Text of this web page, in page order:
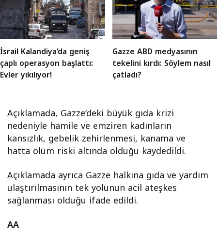
İsrail Kalandiya’da geniş
çaplı operasyon başlattı:
Evler yıkılıyor!
Gazze ABD medyasının
tekelini kırdı: Söylem nasıl
çatladı?
Açıklamada, Gazze’deki büyük gıda krizi
nedeniyle hamile ve emziren kadınların
kansızlık, gebelik zehirlenmesi, kanama ve
hatta ölüm riski altında olduğu kaydedildi.
Açıklamada ayrıca Gazze halkına gıda ve yardım
ulaştırılmasının tek yolunun acil ateşkes
sağlanması olduğu ifade edildi.
AA